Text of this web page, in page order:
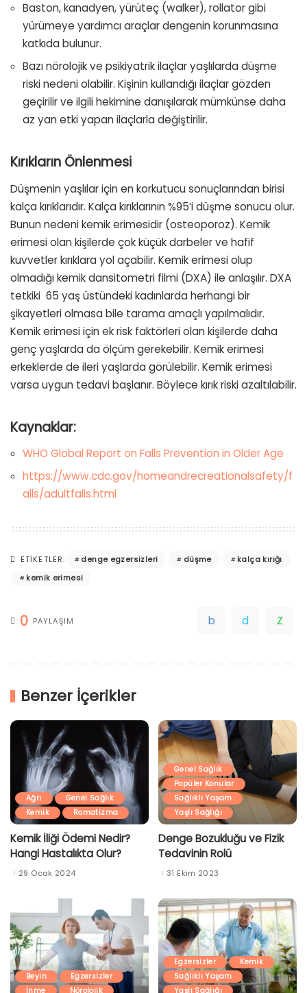
Baston, kanadyen, yürüteç (walker), rollator gibi
yürümeye yardımcı araçlar dengenin korunmasına
katkıda bulunur.
Bazı nörolojik ve psikiyatrik ilaçlar yaşlılarda düşme
riski nedeni olabilir. Kişinin kullandığı ilaçlar gözden
geçirilir ve ilgili hekimine danışılarak mümkünse daha
az yan etki yapan ilaçlarla değiştirilir.
Kırıkların Önlenmesi
Düşmenin yaşlılar için en korkutucu sonuçlarından birisi
kalça kırıklarıdır. Kalça kırıklarının %95’i düşme sonucu olur.
Bunun nedeni kemik erimesidir (osteoporoz). Kemik
erimesi olan kişilerde çok küçük darbeler ve hafif
kuvvetler kırıklara yol açabilir. Kemik erimesi olup
olmadığı kemik dansitometri filmi (DXA) ile anlaşılır. DXA
tetkiki 65 yaş üstündeki kadınlarda herhangi bir
şikayetleri olmasa bile tarama amaçlı yapılmalıdır.
Kemik erimesi için ek risk faktörleri olan kişilerde daha
genç yaşlarda da ölçüm gerekebilir. Kemik erimesi
erkeklerde de ileri yaşlarda görülebilir. Kemik erimesi
varsa uygun tedavi başlanır. Böylece kırık riski azaltılabilir.
Kaynaklar:
WHO Global Report on Falls Prevention in Older Age
https://www.cdc.gov/homeandrecreationalsafety/f
alls/adultfalls.html
ETIKETLER: denge egzersizleri düşme
kalça kırığı
kemik erimesi
0 PAYLAŞIM
Benzer İçerikler
Ağrı
Genel Sağlık
Kemik
Romatizma
Kemik İliği Ödemi Nedir?
Hangi Hastalıkta Olur?
29 Ocak 2024
Genel Sağlık
Popüler Konular
Sağlıklı Yaşam
Yaşlı Sağlığı
Denge Bozukluğu ve Fizik
Tedavinin Rolü
31 Ekim 2023
Beyin
Egzersizler
İnme
Nörolojik
Egzersizler
Kemik
Sağlıklı Yaşam
Yaşlı Sağlığı